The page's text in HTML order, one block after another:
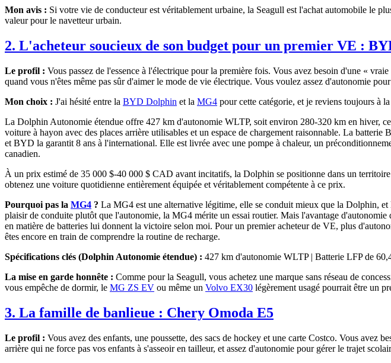
Mon avis : Si votre vie de conducteur est véritablement urbaine, la Seagull est l'achat automobile le
valeur pour le navetteur urbain.
2. L'acheteur soucieux de son budget pour un premier VE :
Le profil : Vous passez de l'essence à l'électrique pour la première fois. Vous avez besoin d'une «
quand vous n'êtes même pas sûr d'aimer le mode de vie électrique. Vous voulez assez d'autonomie
Mon choix : J'ai hésité entre la BYD Dolphin et la MG4 pour cette catégorie, et je reviens toujours à
La Dolphin Autonomie étendue offre 427 km d'autonomie WLTP, soit environ 280-320 km en hiver,
voiture à hayon avec des places arrière utilisables et un espace de chargement raisonnable. La
et BYD la garantit 8 ans à l'international. Elle est livrée avec une pompe à chaleur, un
canadien.
À un prix estimé de 35 000 $-40 000 $ CAD avant incitatifs, la Dolphin se positionne dans un
obtenez une voiture quotidienne entièrement équipée et véritablement compétente à ce prix.
Pourquoi pas la MG4 ? La MG4 est une alternative légitime, elle se conduit mieux que la Dolphin,
plaisir de conduite plutôt que l'autonomie, la MG4 mérite un essai routier. Mais l'avantage
en matière de batteries lui donnent la victoire selon moi. Pour un premier acheteur de VE, plus
êtes encore en train de comprendre la routine de recharge.
Spécifications clés (Dolphin Autonomie étendue) : 427 km d'autonomie WLTP | Batterie LFP de
La mise en garde honnête : Comme pour la Seagull, vous achetez une marque sans réseau de
vous empêche de dormir, le MG ZS EV ou même un Volvo EX30 légèrement usagé pourrait être un
3. La famille de banlieue : Chery Omoda E5
Le profil : Vous avez des enfants, une poussette, des sacs de hockey et une carte Costco. Vous
arrière qui ne force pas vos enfants à s'asseoir en tailleur, et assez d'autonomie pour gérer le trajet